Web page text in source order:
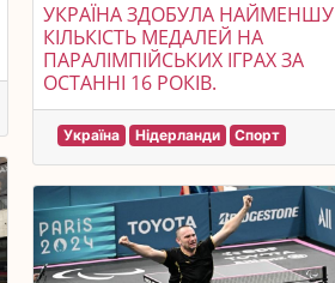
УКРАЇНА ЗДОБУЛА НАЙМЕНШУ
КІЛЬКІСТЬ МЕДАЛЕЙ НА
ПАРАЛІМПІЙСЬКИХ ІГРАХ ЗА
ОСТАННІ 16 РОКІВ.
Україна Нідерланди Спорт